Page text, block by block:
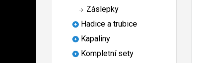
Záslepky
Hadice a trubice
Kapaliny
Kompletní sety